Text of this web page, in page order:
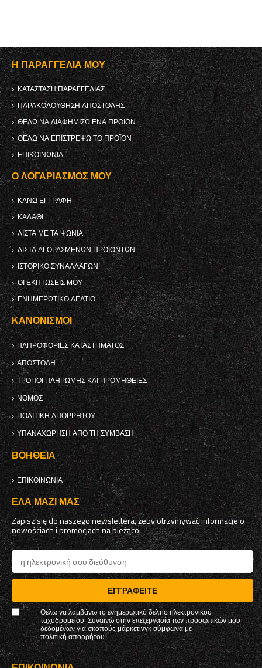
Η ΠΑΡΑΓΓΕΛΊΑ ΜΟΥ
ΚΑΤΆΣΤΑΣΗ ΠΑΡΑΓΓΕΛΊΑΣ
ΠΑΡΑΚΟΛΟΎΘΗΣΗ ΑΠΟΣΤΟΛΉΣ
ΘΈΛΩ ΝΑ ΔΙΑΦΗΜΊΣΩ ΈΝΑ ΠΡΟΪΌΝ
ΘΈΛΩ ΝΑ ΕΠΙΣΤΡΈΨΩ ΤΟ ΠΡΟΪΌΝ
ΕΠΙΚΟΙΝΩΝΊΑ
Ο ΛΟΓΑΡΙΑΣΜΌΣ ΜΟΥ
ΚΑΝΩ ΕΓΓΡΑΦΗ
ΚΑΛΆΘΙ
ΛΊΣΤΑ ΜΕ ΤΑ ΨΏΝΙΑ
ΛΊΣΤΑ ΑΓΟΡΑΣΜΈΝΩΝ ΠΡΟΪΌΝΤΩΝ
ΙΣΤΟΡΙΚΌ ΣΥΝΑΛΛΑΓΏΝ
ΟΙ ΕΚΠΤΏΣΕΙΣ ΜΟΥ
ΕΝΗΜΕΡΩΤΙΚΌ ΔΕΛΤΊΟ
ΚΑΝΟΝΙΣΜΟΊ
ΠΛΗΡΟΦΟΡΊΕΣ ΚΑΤΑΣΤΉΜΑΤΟΣ
ΑΠΟΣΤΟΛΉ
ΤΡΌΠΟΙ ΠΛΗΡΩΜΉΣ ΚΑΙ ΠΡΟΜΉΘΕΙΕΣ
ΝΌΜΟΣ
ΠΟΛΙΤΙΚΉ ΑΠΟΡΡΉΤΟΥ
ΥΠΑΝΑΧΏΡΗΣΗ ΑΠΌ ΤΗ ΣΎΜΒΑΣΗ
ΒΟΉΘΕΙΑ
ΕΠΙΚΟΙΝΩΝΊΑ
ΈΛΑ ΜΑΖΊ ΜΑΣ
Zapisz się do naszego newslettera, żeby otrzymywać informacje o
nowościach i promocjach na bieżąco.
ΕΓΓΡΑΦΕΊΤΕ
Θέλω να λαμβάνω το ενημερωτικό δελτίο ηλεκτρονικού
ταχυδρομείου. Συναινώ στην επεξεργασία των προσωπικών μου
δεδομένων για σκοπούς μάρκετινγκ σύμφωνα με
πολιτική απορρήτου